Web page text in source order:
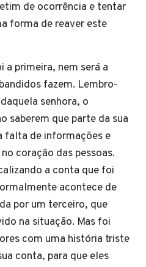
de ocorrência e tentar
forma de reaver este
a primeira, nem será a
fazem. Lembro-
senhora, o
saberem que parte da sua
falta de informações e
coração das pessoas.
a conta que foi
acontece de
por um terceiro, que
na situação. Mas foi
com uma história triste
conta, para que eles